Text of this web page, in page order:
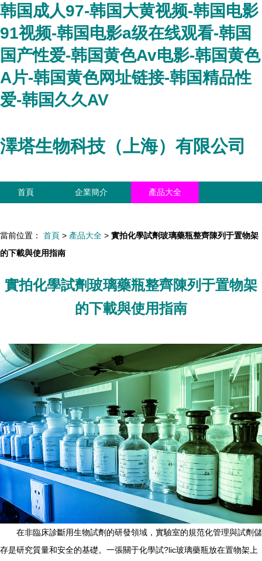
韩国成人97-韩国大黄视频-韩国电影
91视频-韩国电影a级在线观看-韩国
国产性爱-韩国黄色Av电影-韩国黄色
A片-韩国黄色网址链接-韩国精品性
爱-韩国久久AV
澤塔生物科技（上海）有限公司
首頁 企業簡介 產品大全
當前位置： 首頁 > 產品大全 > 實拍化學試劑玻璃藥瓶整齊陳列于置物架
的下載與使用指南
實拍化學試劑玻璃藥瓶整齊陳列于置物架
的下載與使用指南
在非臨床診斷用生物試劑的研發領域，實驗室的規范化管理與試劑儲
存是研究質量和安全的基礎。一張關于化學試?lic玻璃藥瓶放在置物架上